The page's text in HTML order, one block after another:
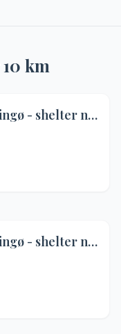
10 km
Shelterplads Damagre, Fussingø - shelter nr. 4 (ikke bookbar)
Shelterplads Damagre, Fussingø - shelter nr. 2 (bookbar)